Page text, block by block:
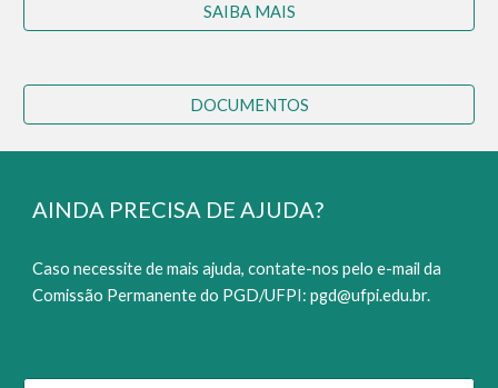
SAIBA MAIS
DOCUMENTOS
AINDA PRECISA DE AJUDA?
Caso necessite de mais ajuda, contate-nospelo e-mail da
Comissão Permanente do PGD/UFPI: pgd@ufpi.edu.br.